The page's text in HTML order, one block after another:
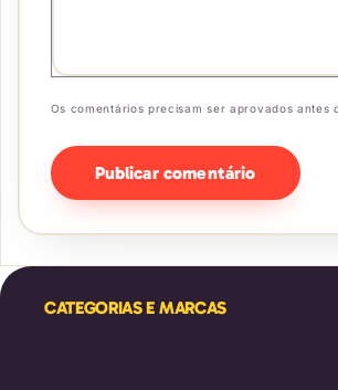
Os comentários precisam ser aprovados antes
CATEGORIAS E MARCAS